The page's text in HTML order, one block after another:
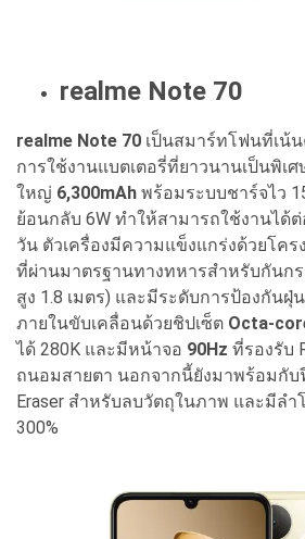
realme Note 70
realme Note 70 เป็นสมาร์ทโฟนที่เน้
การใช้งานแบตเตอรี่ที่ยาวนานเป็นพิเ
ใหญ่ 6,300mAh พร้อมระบบชาร์จไว
ย้อนกลับ 6W ทำให้สามารถใช้งานได้ต่
วัน ตัวเครื่องมีความแข็งแกร่งด้วยโคร
ที่ผ่านมาตรฐานทางทหารสำหรับกันก
สูง 1.8 เมตร) และมีระดับการป้องกันฝุ่
ภายในขับเคลื่อนด้วยชิปเซ็ต Octa-
ได้ 280K และมีหน้าจอ 90Hz ที่รองรับ
ถนอมสายตา นอกจากนี้ยังมาพร้อมกับฟี
Eraser สำหรับลบวัตถุในภาพ และมีลำ
300%